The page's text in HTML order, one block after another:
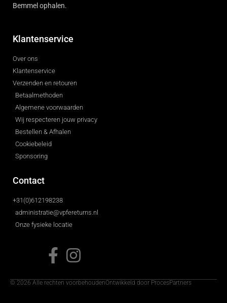
Bemmel ophalen.
Klantenservice
Over ons
Klantenservice
Verzenden en retouren
Betaalmethoden
Algemene voorwaarden
Wij respecteren jouw privacy
Bestellen & Afhalen
Cookiebeleid
Sponsoring
Contact
+31(0)612198238
administratie@vpfereturns.nl
Onze fysieke locatie
© 2026 Alle rechten voorbehoudenOntwikkeld door ProcesPartners